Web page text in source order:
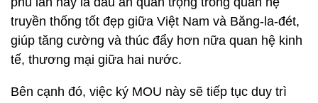
truyền thống tốt đẹp giữa Việt Nam và Băng-la-đét,
giúp tăng cường và thúc đẩy hơn nữa quan hệ kinh
tế, thương mại giữa hai nước.
Bên cạnh đó, việc ký MOU này sẽ tiếp tục duy trì